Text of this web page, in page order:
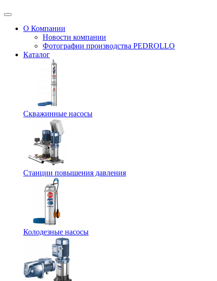
О Компании
Новости компании
Фотографии производства PEDROLLO
Каталог
Скважинные насосы
Станции повышения давления
Колодезные насосы